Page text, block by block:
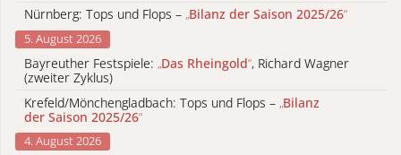
Nürnberg: Tops und Flops – „Bilanz der Saison 2025/26“
5. August 2026
Bayreuther Festspiele: „Das Rheingold“, Richard Wagner
(zweiter Zyklus)
Krefeld/Mönchengladbach: Tops und Flops – „Bilanz
der Saison 2025/26“
4. August 2026